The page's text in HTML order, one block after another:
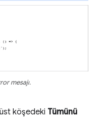
mesajı.
köşedeki Tümünü